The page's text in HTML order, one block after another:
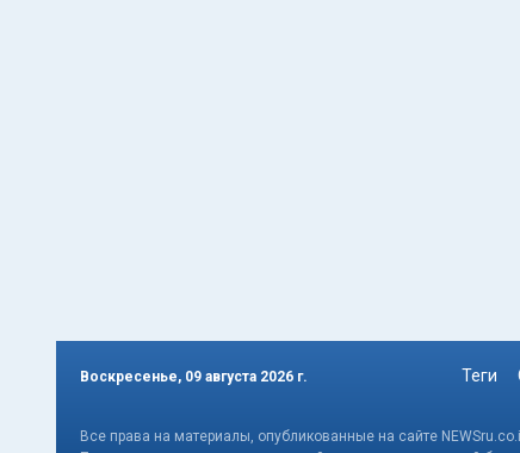
Воскресенье, 09 августа 2026 г. Теги
Все права на материалы, опубликованные на сайте